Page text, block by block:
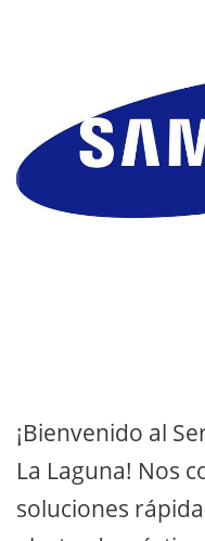
¡Bienvenido al
La Laguna! Nos
soluciones